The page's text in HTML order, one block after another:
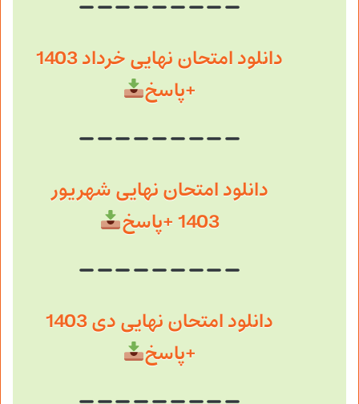
دانلود امتحان نهایی خرداد 1403
+پاسخ
دانلود امتحان نهایی شهریور
1403 +پاسخ
دانلود امتحان نهایی دی 1403
+پاسخ